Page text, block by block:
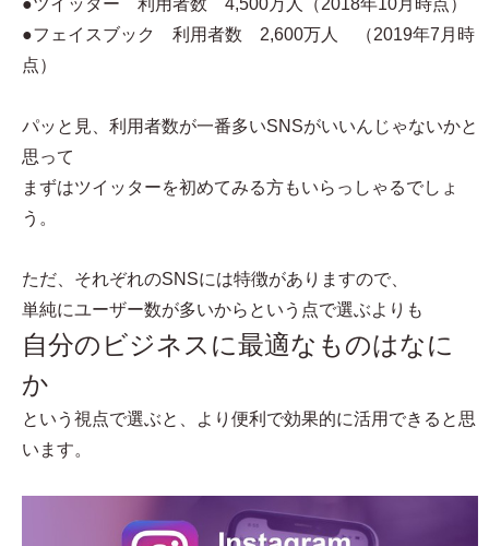
●ツイッター 利用者数 4,500万人（2018年10月時点）
●フェイスブック 利用者数 2,600万人 （2019年7月時
点）
パッと見、利用者数が一番多いSNSがいいんじゃないかと
思って
まずはツイッターを初めてみる方もいらっしゃるでしょ
う。
ただ、それぞれのSNSには特徴がありますので、
単純にユーザー数が多いからという点で選ぶよりも
自分のビジネスに最適なものはなに
か
という視点で選ぶと、より便利で効果的に活用できると思
います。